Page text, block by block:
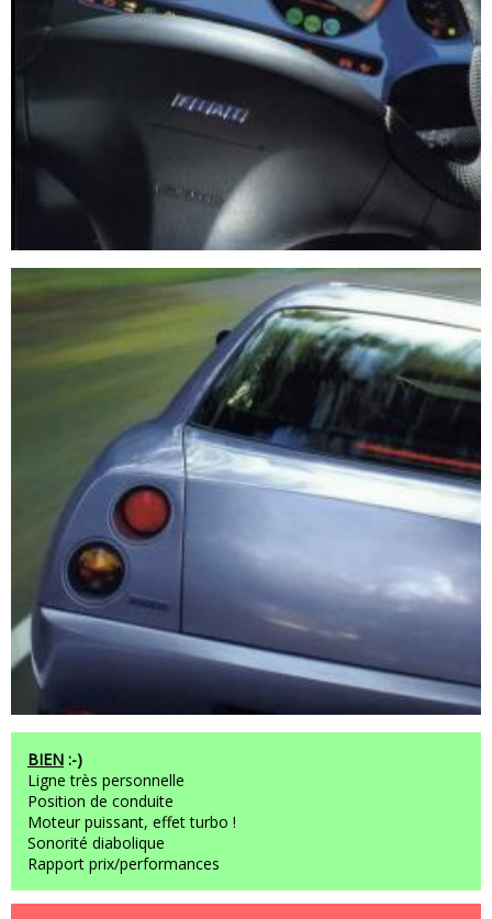
BIEN :-)
Ligne très personnelle
Position de conduite
Moteur puissant, effet turbo !
Sonorité diabolique
Rapport prix/performances